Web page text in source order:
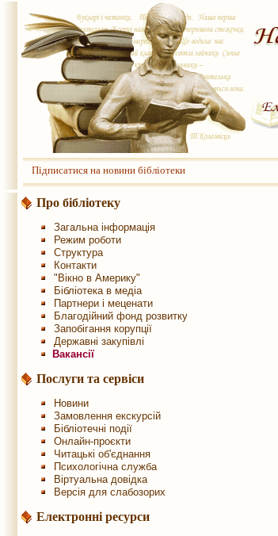
Підписатися на новини бібліотеки
Про бібліотеку
Загальна інформація
Режим роботи
Структура
Контакти
"Вікно в Америку"
Бібліотека в медіа
Партнери і меценати
Благодійний фонд розвитку
Запобігання корупції
Державні закупівлі
Вакансії
Послуги та сервіси
Новини
Замовлення екскурсій
Бібліотечні події
Онлайн-проєкти
Читацькі об'єднання
Психологічна служба
Віртуальна довідка
Версія для слабозорих
Електронні ресурси